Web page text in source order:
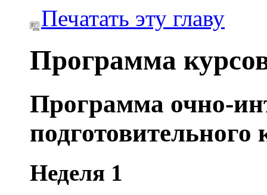
Печатать эту главу
Программа
Программа очно-
Неделя 1